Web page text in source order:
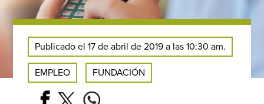
Publicado el 17 de abril de 2019 a las 10:30 am.
EMPLEO FUNDACIÓN